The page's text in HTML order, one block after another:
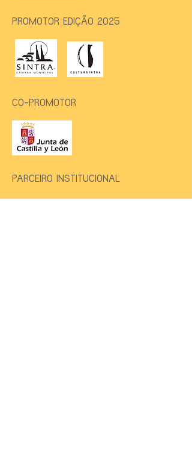
PROMOTOR EDIÇÃO 2025
CO-PROMOTOR
PARCEIRO INSTITUCIONAL